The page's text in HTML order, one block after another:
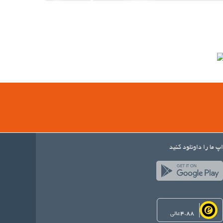
اپ ما را داونلود کنید
4.88عالی